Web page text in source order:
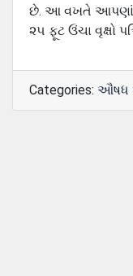
છે. આ વખતે આપણાં આ
૨૫ ફૂટ ઉંચા વૃક્ષો
Categories: ઔષધ